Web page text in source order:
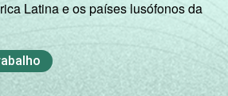
Desempregado 58
Não integra a
população
ativa
Latina e os países lusófonos da